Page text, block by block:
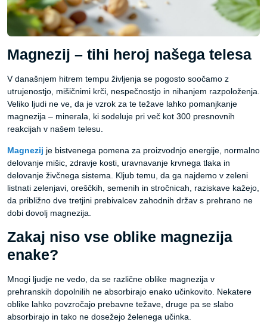
Magnezij – tihi heroj našega telesa
V današnjem hitrem tempu življenja se pogosto soočamo z
utrujenostjo, mišičnimi krči, nespečnostjo in nihanjem razpoloženja.
Veliko ljudi ne ve, da je vzrok za te težave lahko pomanjkanje
magnezija – minerala, ki sodeluje pri več kot 300 presnovnih
reakcijah v našem telesu.
Magnezij je bistvenega pomena za proizvodnjo energije, normalno
delovanje mišic, zdravje kosti, uravnavanje krvnega tlaka in
delovanje živčnega sistema. Kljub temu, da ga najdemo v zeleni
listnati zelenjavi, oreščkih, semenih in stročnicah, raziskave kažejo,
da približno dve tretjini prebivalcev zahodnih držav s prehrano ne
dobi dovolj magnezija.
Zakaj niso vse oblike magnezija
enake?
Mnogi ljudje ne vedo, da se različne oblike magnezija v
prehranskih dopolnilih ne absorbirajo enako učinkovito. Nekatere
oblike lahko povzročajo prebavne težave, druge pa se slabo
absorbirajo in tako ne dosežejo želenega učinka.